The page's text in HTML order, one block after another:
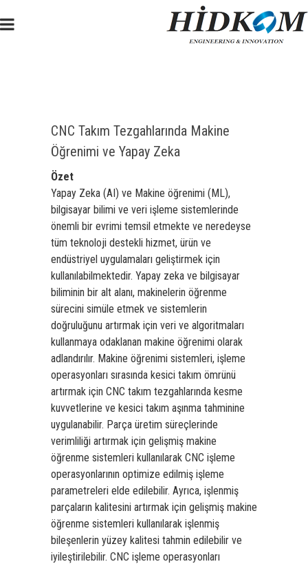
CNC Takım Tezgahlarında Makine
Öğrenimi ve Yapay Zeka
Özet
Yapay Zeka (AI) ve Makine öğrenimi (ML),
bilgisayar bilimi ve veri işleme sistemlerinde
önemli bir evrimi temsil etmekte ve neredeyse
tüm teknoloji destekli hizmet, ürün ve
endüstriyel uygulamaları geliştirmek için
kullanılabilmektedir. Yapay zeka ve bilgisayar
biliminin bir alt alanı, makinelerin öğrenme
sürecini simüle etmek ve sistemlerin
doğruluğunu artırmak için veri ve algoritmaları
kullanmaya odaklanan makine öğrenimi olarak
adlandırılır. Makine öğrenimi sistemleri, işleme
operasyonları sırasında kesici takım ömrünü
artırmak için CNC takım tezgahlarında kesme
kuvvetlerine ve kesici takım aşınma tahminine
uygulanabilir. Parça üretim süreçlerinde
verimliliği artırmak için gelişmiş makine
öğrenme sistemleri kullanılarak CNC işleme
operasyonlarının optimize edilmiş işleme
parametreleri elde edilebilir. Ayrıca, işlenmiş
parçaların kalitesini artırmak için gelişmiş makine
öğrenme sistemleri kullanılarak işlenmiş
bileşenlerin yüzey kalitesi tahmin edilebilir ve
iyileştirilebilir. CNC işleme operasyonları